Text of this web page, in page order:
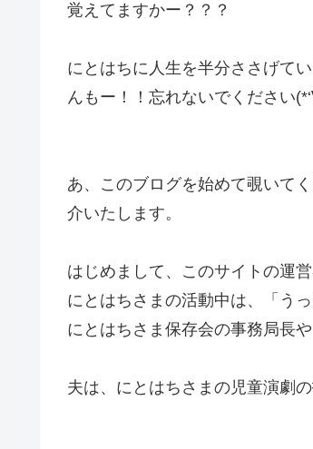
覚えてますかー？？？
にとはちに人生を半分ささげて
んもー！！忘れないでください
あ、このブログを始めて覗いて
介いたします。
はじめまして、このサイトの運
にとはちさまの活動中は、「う
にとはちさま保存会の事務局長や
夫は、にとはちさまの児童演劇